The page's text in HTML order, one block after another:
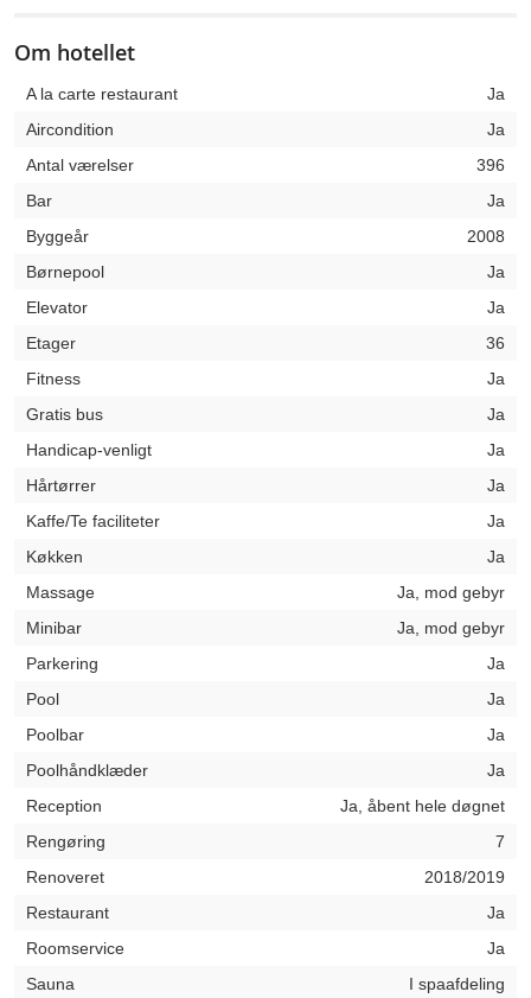
Om hotellet
A la carte restaurant
Ja
Aircondition
Ja
Antal værelser
396
Bar
Ja
Byggeår
2008
Børnepool
Ja
Elevator
Ja
Etager
36
Fitness
Ja
Gratis bus
Ja
Handicap-venligt
Ja
Hårtørrer
Ja
Kaffe/Te faciliteter
Ja
Køkken
Ja
Massage
Ja, mod gebyr
Minibar
Ja, mod gebyr
Parkering
Ja
Pool
Ja
Poolbar
Ja
Poolhåndklæder
Ja
Reception
Ja, åbent hele døgnet
Rengøring
7
Renoveret
2018/2019
Restaurant
Ja
Roomservice
Ja
Sauna
I spaafdeling